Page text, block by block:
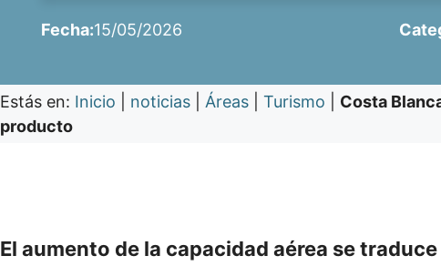
Fecha:15/05/2026
Estás en: Inicio noticias Áreas Turismo
Costa
producto
El aumento de la capacidad aérea se